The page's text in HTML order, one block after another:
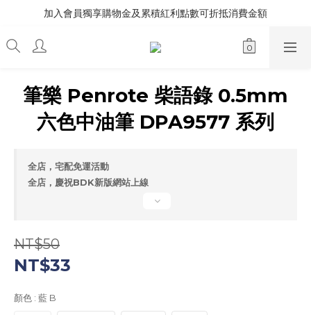
加入會員獨享購物金及累積紅利點數可折抵消費金額
筆樂 Penrote 柴語錄 0.5mm
六色中油筆 DPA9577 系列
全店，宅配免運活動
全店，慶祝BDK新版網站上線
NT$50
NT$33
顏色 : 藍 B